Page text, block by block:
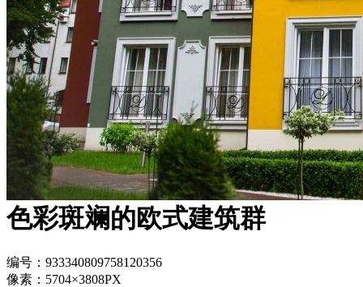
色彩斑斓的欧式建筑群
编号：933340809758120356
像素：5704×3808PX